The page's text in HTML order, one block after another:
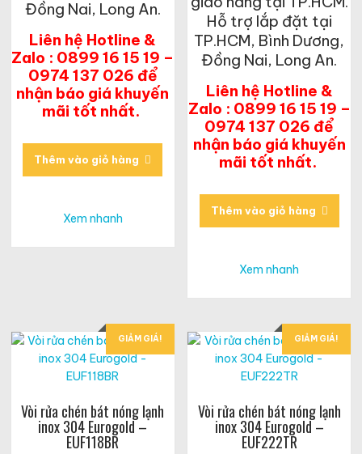
Đồng Nai, Long An.
Liên hệ Hotline &
Zalo : 0899 16 15 19 –
0974 137 026 để
nhận báo giá khuyến
mãi tốt nhất.
Thêm vào giỏ hàng
Xem nhanh
Hỗ trợ lắp đặt tại
TP.HCM, Bình Dương,
Đồng Nai, Long An.
Liên hệ Hotline &
Zalo : 0899 16 15 19 –
0974 137 026 để
nhận báo giá khuyến
mãi tốt nhất.
Thêm vào giỏ hàng
Xem nhanh
GIẢM GIÁ!
Vòi rửa chén bát nóng lạnh
inox 304 Eurogold –
EUF118BR
GIẢM GIÁ!
Vòi rửa chén bát nóng lạnh
inox 304 Eurogold –
EUF222TR